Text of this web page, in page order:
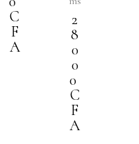
C
F
A
2
8
0
0
0
C
F
A